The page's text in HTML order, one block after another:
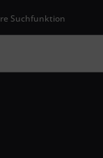
Suchfunktion